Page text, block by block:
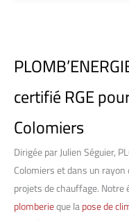
certifié RGE
Colomiers
Dirigée par Julien Séguier,
Colomiers et dans un
projets de chauffage.
plomberieque lapose de